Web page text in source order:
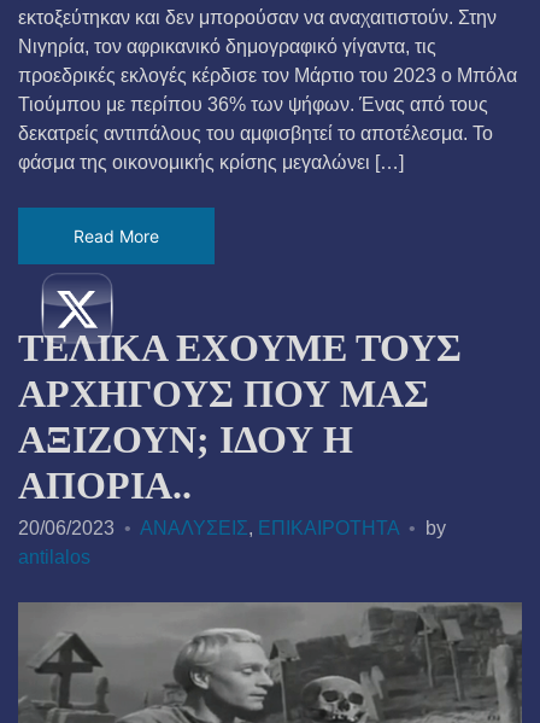
εκτοξεύτηκαν και δεν μπορούσαν να αναχαιτιστούν. Στην
Νιγηρία, τον αφρικανικό δημογραφικό γίγαντα, τις
προεδρικές εκλογές κέρδισε τον Μάρτιο του 2023 ο Μπόλα
Τιούμπου με περίπου 36% των ψήφων. Ένας από τους
δεκατρείς αντιπάλους του αμφισβητεί το αποτέλεσμα. Το
φάσμα της οικονομικής κρίσης μεγαλώνει […]
Read More
ΤΕΛΙΚΑ ΕΧΟΥΜΕ ΤΟΥΣ
ΑΡΧΗΓΟΥΣ ΠΟΥ ΜΑΣ
ΑΞΙΖΟΥΝ; ΙΔΟΥ Η
ΑΠΟΡΙΑ..
20/06/2023 ΑΝΑΛΥΣΕΙΣ, ΕΠΙΚΑΙΡΟΤΗΤΑ
by
antilalos